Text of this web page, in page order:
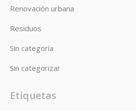
Renovación urbana
Residuos
Sin categoría
Sin categorizar
Etiquetas